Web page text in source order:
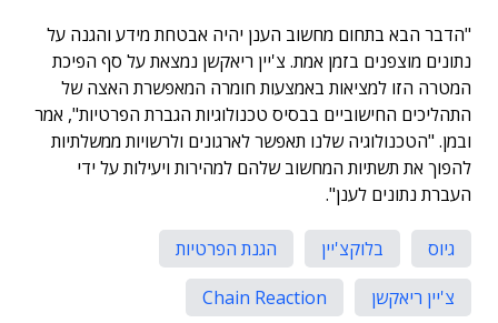
"הדבר הבא בתחום מחשוב הענן יהיה אבטחת מידע והגנה על
נתונים מוצפנים בזמן אמת. צ'יין ריאקשן נמצאת על סף הפיכת
המטרה הזו למציאות באמצעות חומרה המאפשרת האצה של
התהליכים החישוביים בבסיס טכנולוגיות הגברת הפרטיות", אמר
ובמן. "הטכנולוגיה שלנו תאפשר לארגונים ולרשויות ממשלתיות
להפוך את תשתיות המחשוב שלהם למהירות ויעילות על ידי
העברת נתונים לענן".
גיוס בלוקצ'יין
הגנת הפרטיות
צ'יין ריאקשן
Chain Reaction